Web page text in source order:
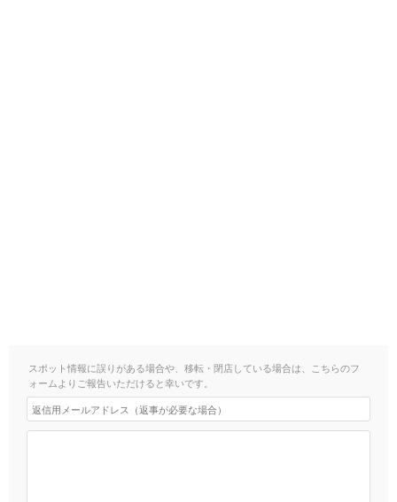
スポット情報に誤りがある場合や、移転・閉店している場合は、こちらのフ
ォームよりご報告いただけると幸いです。